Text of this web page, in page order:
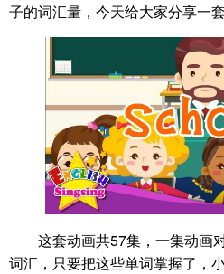
子的词汇量，今天给大家分享一
这套动画共57集，一集动画
词汇，只要把这些单词掌握了，